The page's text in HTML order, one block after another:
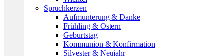
Spruchkerzen
Aufmunterung & Danke
Frühling & Ostern
Geburtstag
Kommunion & Konfirmation
Silvester & Neujahr